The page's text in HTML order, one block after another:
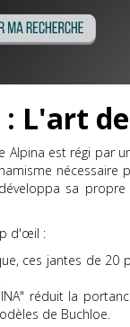
L'art
Alpina est régi par
sa
d'œil :
ces jantes de 20
réduit la
de Buchloe.